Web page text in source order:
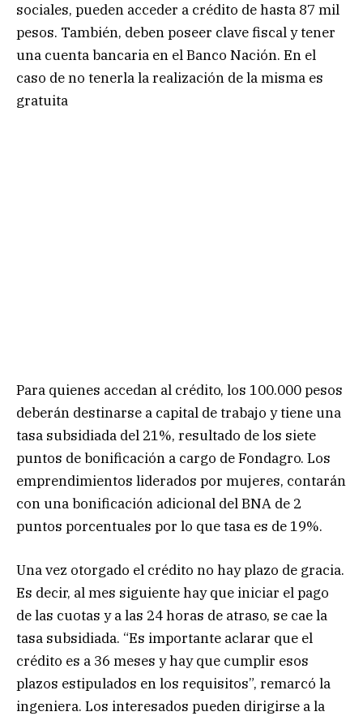
sociales, pueden acceder a crédito de hasta 87 mil
pesos. También, deben poseer clave fiscal y tener
una cuenta bancaria en el Banco Nación. En el
caso de no tenerla la realización de la misma es
gratuita
Para quienes accedan al crédito, los 100.000 pesos
deberán destinarse a capital de trabajo y tiene una
tasa subsidiada del 21%, resultado de los siete
puntos de bonificación a cargo de Fondagro. Los
emprendimientos liderados por mujeres, contarán
con una bonificación adicional del BNA de 2
puntos porcentuales por lo que tasa es de 19%.
Una vez otorgado el crédito no hay plazo de gracia.
Es decir, al mes siguiente hay que iniciar el pago
de las cuotas y a las 24 horas de atraso, se cae la
tasa subsidiada. “Es importante aclarar que el
crédito es a 36 meses y hay que cumplir esos
plazos estipulados en los requisitos”, remarcó la
ingeniera. Los interesados pueden dirigirse a la